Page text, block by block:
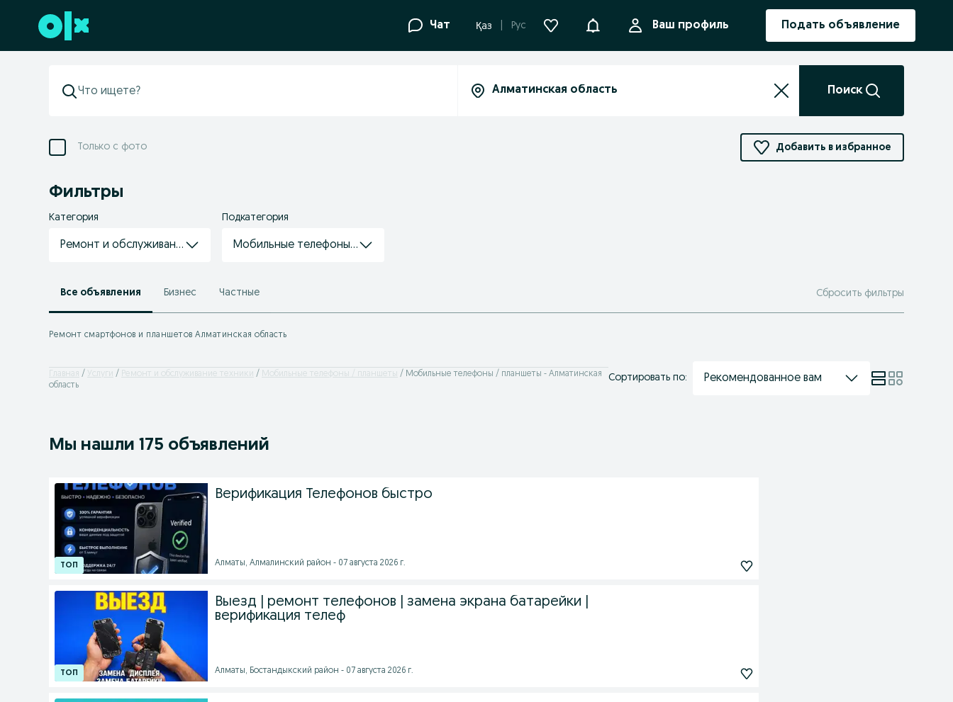
Перейти к нижнему колонтитулу Чат Қаз Рус УведомленияВаш профиль Подать объявление
Поиск
Только с фото Добавить в избранное
Фильтры
Категория
Ремонт и обслуживание техники
Подкатегория
Мобильные телефоны / планшеты
Все объявления Бизнес Частные Сбросить фильтры
Ремонт смартфонов и планшетов Алматинская область
Главная Услуги Ремонт и обслуживание техники Мобильные телефоны / планшеты
Мобильные телефоны / планшеты - Алматинская
область
Сортировать по: Рекомендованное вам
Мы нашли 175 объявлений
Верификация Телефонов быстро
Алматы, Алмалинский район - 07 августа 2026 г.
Выезд | ремонт телефонов | замена экрана батарейки |
верификация телеф
Алматы, Бостандыкский район - 07 августа 2026 г.